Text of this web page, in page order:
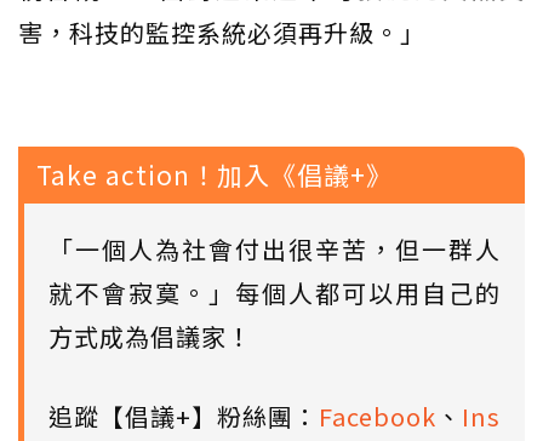
害，科技的監控系統必須再升級。」
Take action！加入《倡議+》
「一個人為社會付出很辛苦，但一群人
就不會寂寞。」每個人都可以用自己的
方式成為倡議家！
追蹤【倡議+】粉絲團： Facebook 、 Ins